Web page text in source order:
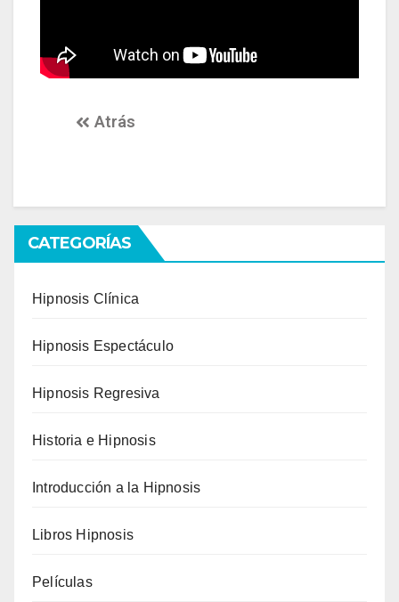
Atrás
CATEGORÍAS
Hipnosis Clínica
Hipnosis Espectáculo
Hipnosis Regresiva
Historia e Hipnosis
Introducción a la Hipnosis
Libros Hipnosis
Películas